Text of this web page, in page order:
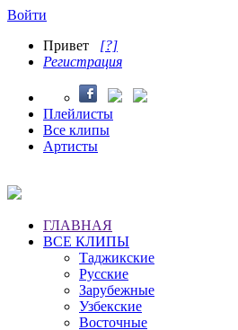
Войти
Привет [?]
Регистрация
Плейлисты
Все клипы
Артисты
ГЛАВНАЯ
ВСЕ КЛИПЫ
Таджикские
Русские
Зарубежные
Узбекские
Восточные